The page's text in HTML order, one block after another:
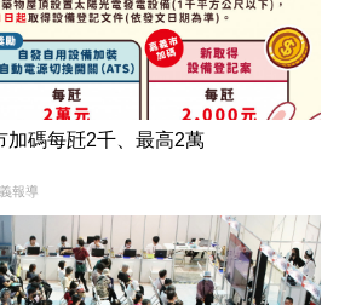
碼每瓩2千、最高2萬
報導